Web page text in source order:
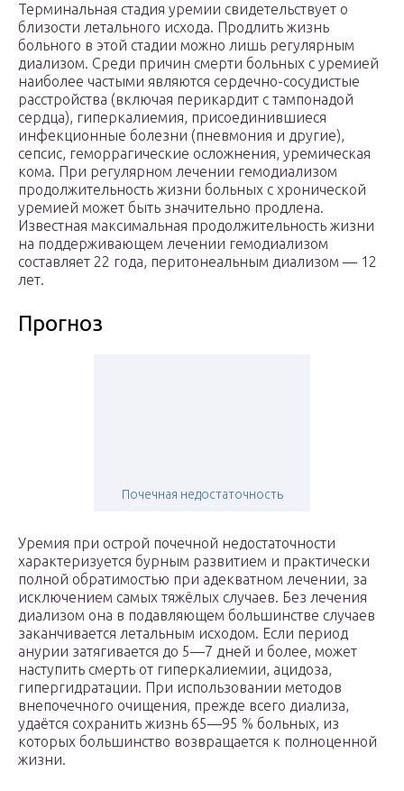
Терминальная стадия уремии свидетельствует о
близости летального исхода. Продлить жизнь
больного в этой стадии можно лишь регулярным
диализом. Среди причин смерти больных с уремией
наиболее частыми являются сердечно-сосудистые
расстройства (включая перикардит с тампонадой
сердца), гиперкалиемия, присоединившиеся
инфекционные болезни (пневмония и другие),
сепсис, геморрагические осложнения, уремическая
кома. При регулярном лечении гемодиализом
продолжительность жизни больных с хронической
уремией может быть значительно продлена.
Известная максимальная продолжительность жизни
на поддерживающем лечении гемодиализом
составляет 22 года, перитонеальным диализом — 12
лет.
Прогноз
Почечная недостаточность
Уремия при острой почечной недостаточности
характеризуется бурным развитием и практически
полной обратимостью при адекватном лечении, за
исключением самых тяжёлых случаев. Без лечения
диализом она в подавляющем большинстве случаев
заканчивается летальным исходом. Если период
анурии затягивается до 5—7 дней и более, может
наступить смерть от гиперкалиемии, ацидоза,
гипергидратации. При использовании методов
внепочечного очищения, прежде всего диализа,
удаётся сохранить жизнь 65—95 % больных, из
которых большинство возвращается к полноценной
жизни.